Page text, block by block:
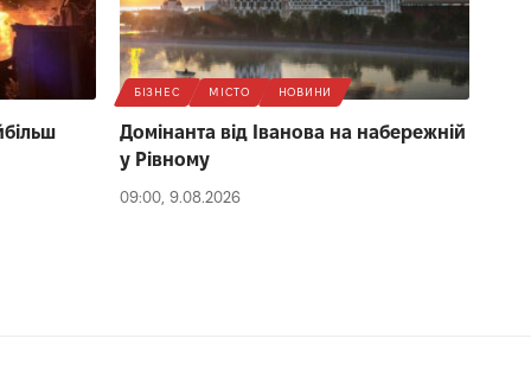
БІЗНЕС МІСТО НОВИНИ
Домінанта від Іванова на набережній
у Рівному
09:00, 9.08.2026